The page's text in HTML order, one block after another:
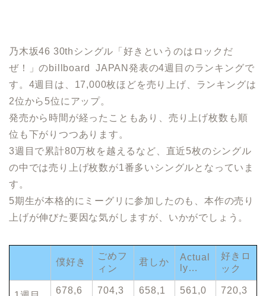
乃木坂46 30thシングル「好きというのはロックだ
ぜ！」のbillboard JAPAN発表の4週目のランキングで
す。4週目は、17,000枚ほどを売り上げ、ランキングは
2位から5位にアップ。
発売から時間が経ったこともあり、売り上げ枚数も順
位も下がりつつあります。
3週目で累計80万枚を越えるなど、直近5枚のシングル
の中では売り上げ枚数が1番多いシングルとなっていま
す。
5期生が本格的にミーグリに参加したのも、本作の売り
上げが伸びた要因な気がしますが、いかがでしょう。
僕好き
ごめフ
ィン
君しか
Actual
ly…
好きロ
ック
678,6
704,3
658,1
561,0
720,3